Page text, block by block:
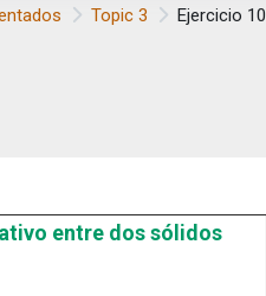
Topic 3 Ejercicio 10
entre dos sólidos